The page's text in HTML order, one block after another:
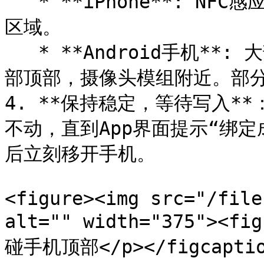
区域。
部顶部，摄像头模组附近。部
4. **保持稳定，等待写入**
不动，直到App界面提示“绑
后立刻移开手机。
<figure><img src="/files/
alt=""
碰手机顶部</p></